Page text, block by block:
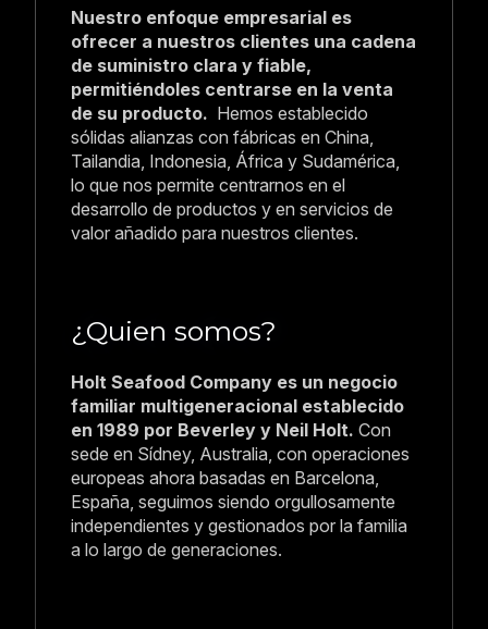
Nuestro enfoque empresarial es
ofrecer a nuestros clientes una cadena
de suministro clara y fiable,
permitiéndoles centrarse en la venta
de su producto. Hemos establecido
sólidas alianzas con fábricas en China,
Tailandia, Indonesia, África y Sudamérica,
lo que nos permite centrarnos en el
desarrollo de productos y en servicios de
valor añadido para nuestros clientes.
¿Quien somos?
Holt Seafood Company es un negocio
familiar multigeneracional establecido
en 1989 por Beverley y Neil Holt. Con
sede en Sídney, Australia, con operaciones
europeas ahora basadas en Barcelona,
España, seguimos siendo orgullosamente
independientes y gestionados por la familia
a lo largo de generaciones.